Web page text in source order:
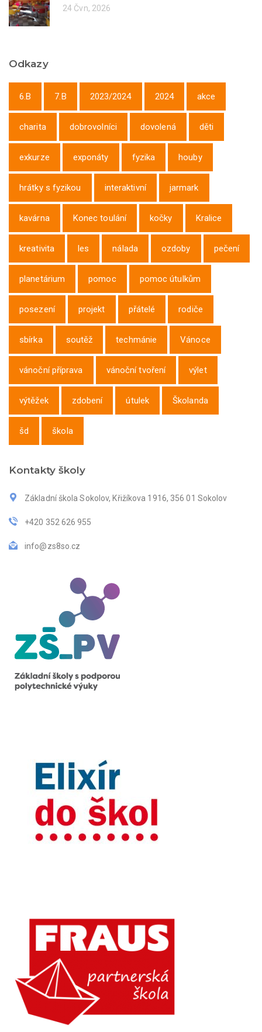
24 Čvn, 2026
Odkazy
6.B 7.B 2023/2024 2024 akce
charita dobrovolníci dovolená děti
exkurze exponáty fyzika houby
hrátky s fyzikou interaktivní jarmark
kavárna Konec toulání kočky Kralice
kreativita les nálada ozdoby pečení
planetárium pomoc pomoc útulkům
posezení projekt přátelé rodiče
sbírka soutěž techmánie Vánoce
vánoční příprava vánoční tvoření výlet
výtěžek zdobení útulek Školanda
šd škola
Kontakty školy
Základní škola Sokolov, Křižíkova 1916, 356 01 Sokolov
+420 352 626 955
info@zs8so.cz